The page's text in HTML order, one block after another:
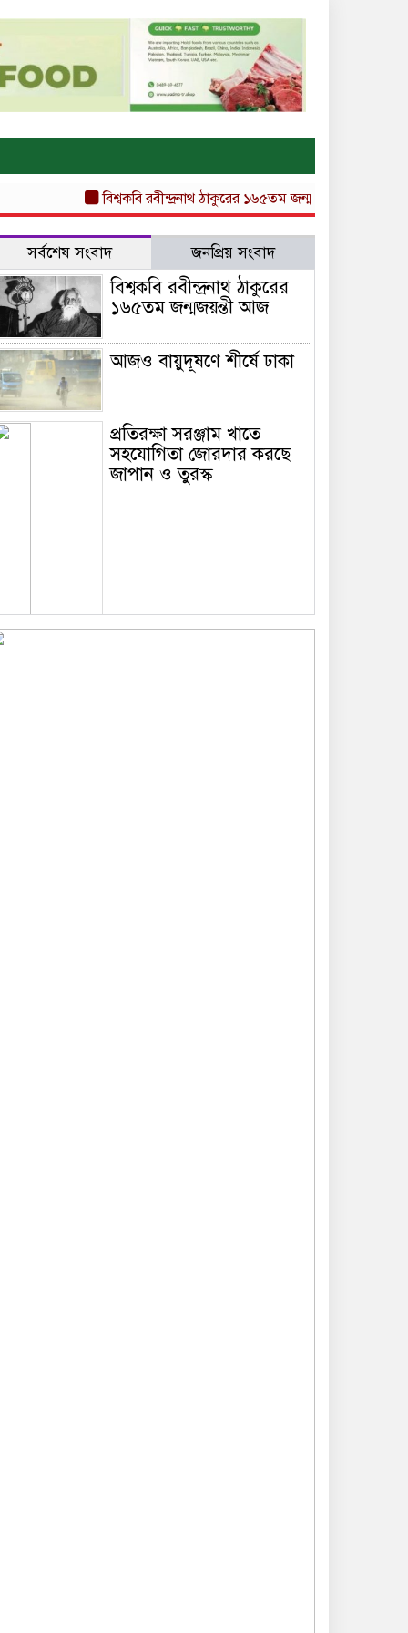
বিশ্বকবি রবীন্দ্রনাথ ঠাকুরের ১৬৫তম জন্মজয়ন্তী আজ
সর্বশেষ সংবাদ জনপ্রিয় সংবাদ
বিশ্বকবি রবীন্দ্রনাথ ঠাকুরের
১৬৫তম জন্মজয়ন্তী আজ
আজও বায়ুদূষণে শীর্ষে ঢাকা
প্রতিরক্ষা সরঞ্জাম খাতে
সহযোগিতা জোরদার করছে
জাপান ও তুরস্ক